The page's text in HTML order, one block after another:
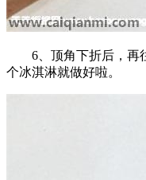
6、顶角下折后，再
个冰淇淋就做好啦。